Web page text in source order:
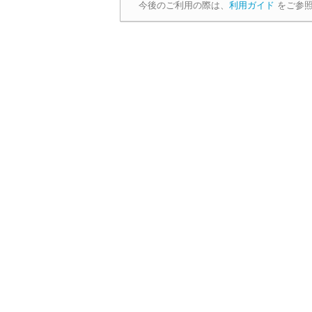
今後のご利用の際は、 利用ガイド をご参